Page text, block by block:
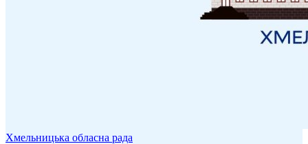
Хмельницька обласна рада